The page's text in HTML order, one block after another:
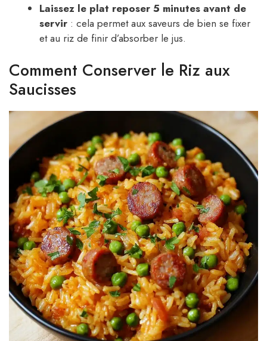
Laissez le plat reposer 5 minutes avant de
servir : cela permet aux saveurs de bien se fixer
et au riz de finir d’absorber le jus.
Comment Conserver le Riz aux
Saucisses